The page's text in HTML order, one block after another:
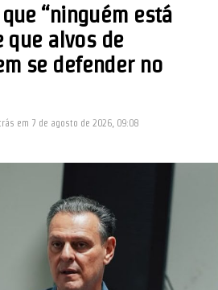
“ninguém está
que alvos de
se defender no
em 7 de agosto de 2026, 09:08